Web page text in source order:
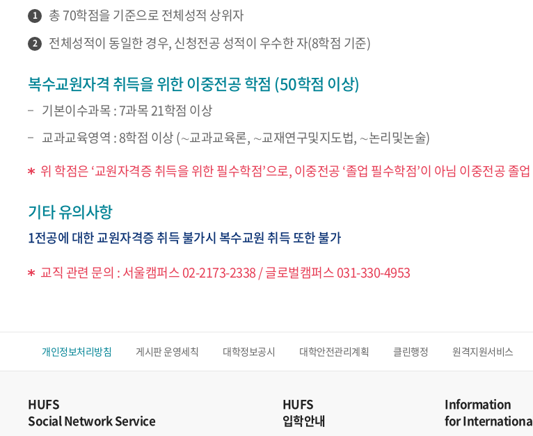
1 총 70학점을 기준으로 전체성적 상위자
2 전체성적이 동일한 경우, 신청전공 성적이 우수한 자(8학점 기준)
복수교원자격 취득을 위한 이중전공 학점 (50학점 이상)
기본이수과목 : 7과목 21학점 이상
교과교육영역 : 8학점 이상 (∼교과교육론, ∼교재연구및지도법, ∼논리및논술)
위 학점은 ‘교원자격증 취득을 위한 필수학점’으로, 이중전공 ‘졸업 필수학점’이 아님 이중전공
기타 유의사항
1전공에 대한 교원자격증 취득 불가시 복수교원 취득 또한 불가
교직 관련 문의 : 서울캠퍼스 02-2173-2338 / 글로벌캠퍼스 031-330-4953
개인정보처리방침 게시판 운영세칙 대학정보공시 대학안전관리계획 클린행정 원격지원서비스
HUFS
Social Network Service
HUFS
입학안내
Information
for